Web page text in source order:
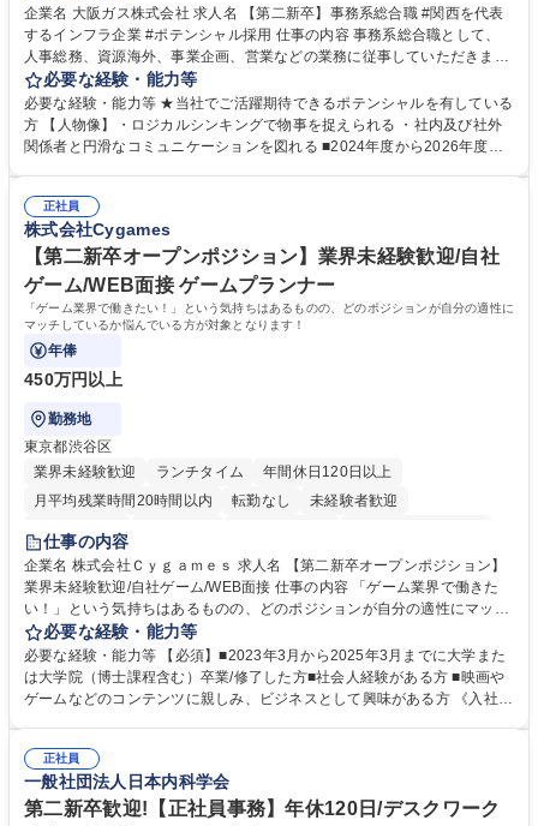
企業名 大阪ガス株式会社 求人名 【第二新卒】事務系総合職 #関西を代表
するインフラ企業 #ポテンシャル採用 仕事の内容 事務系総合職として、
人事総務、資源海外、事業企画、営業などの業務に従事していただきま
す。 【業務内容の一例】■所属事業部の勤労業務 ■海外に関係する各種業
務 ■営業部門の企画スタッフ、ルート営業 【キャリアパス】入社後の配属
ポジションで一定期間ご活躍頂いた後、本人の適性及び将来のキャリアを
鑑みてジョブローテーションを行います。 【育成】OJTでの現場育成や研
表するインフラ企業 #ポテンシャル採用
必要な経験・能力等
必要な経験・能力等 ★当社でご活躍期待できるポテンシャルを有している
方 【人物像】・ロジカルシンキングで物事を捉えられる ・社内及び社外
関係者と円滑なコミュニケーションを図れる ■2024年度から2026年度ま
72.html ■エネルギーセキュリティの不安定化や気候変動による自然災害の
甚大化など、これまで以上に社会課題解決の重要性が高まっています。
「未来の日常」の創造に向けて持続可能な社会の実現に貢献してまいりま
す。 学歴・資格 学歴：大学院 大学 語学力： 資格：
正社員
株式会社Cygames
【第二新卒オープンポジション】業界未経験歓迎/自社
ゲーム/WEB面接 ゲームプランナー
「ゲーム業界で働きたい！」という気持ちはあるものの、どのポジションが自分の適性に
マッチしているか悩んでいる方が対象となります！
年俸
450万円以上
勤務地
東京都渋谷区
業界未経験歓迎
ランチタイム
年間休日120日以上
月平均残業時間20時間以内
転勤なし
未経験者歓迎
住宅手当あり
交通費支給
土日祝休み 服装自由 昼食補助あり
第二新卒歓迎
食事補助あり
仕事の内容
企業名 株式会社Ｃｙｇａｍｅｓ 求人名 【第二新卒オープンポジション】
業界未経験歓迎/自社ゲーム/WEB面接 仕事の内容 「ゲーム業界で働きた
い！」という気持ちはあるものの、どのポジションが自分の適性にマッチ
しているか悩んでいる方が対象となります！ 総合職（プランナー/データ
アナリストなど）、技術職（開発エンジニ ア/インフラエンジニアな
ど）、デザイン職（デザイナー/イラストレ ーターなど）等から、面接で
ご希望と適正にマッチしたポジションをご案内いたします。ゲームやエン
のご応募をお待ちしております。 募集職種 【第二新卒オープンポジショ
ン】業界未経験歓迎/自社ゲーム/WEB面接
必要な経験・能力等
必要な経験・能力等 【必須】■2023年3月から2025年3月までに大学また
は大学院（博士課程含む）卒業/修了した方■社会人経験がある方 ■映画や
ゲームなどのコンテンツに親しみ、ビジネスとして興味がある方 《入社実
正社員
一般社団法人日本内科学会
第二新卒歓迎!【正社員事務】年休120日/デスクワーク